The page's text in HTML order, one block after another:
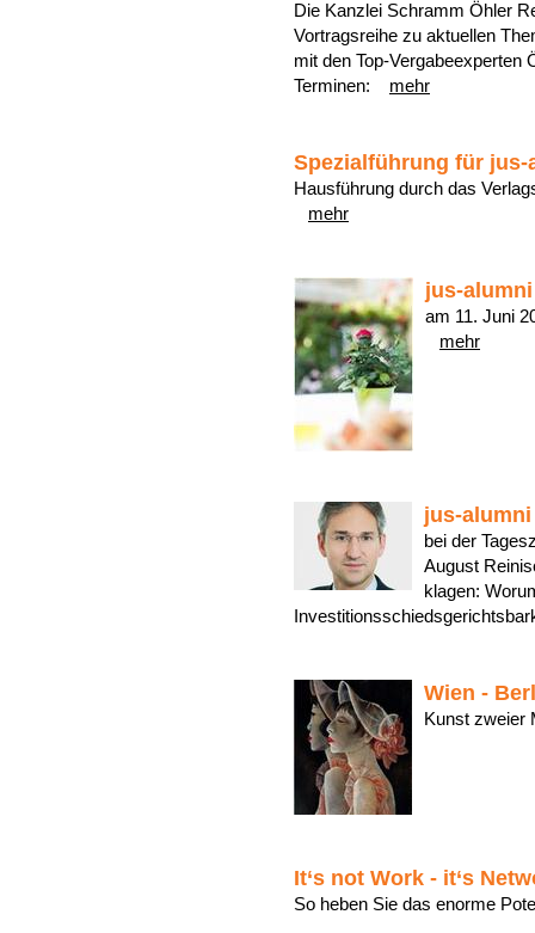
Die Kanzlei Schramm Öhler
Vortragsreihe zu aktuellen
mit den Top-Vergabeexperten
Terminen: mehr
Spezialführung für
Hausführung durch das
mehr
jus-
am 11. Juni
mehr
jus-
bei der
August
klagen:
Wien -
Kunst
It‘s not Work - it‘s
So heben Sie das enorme